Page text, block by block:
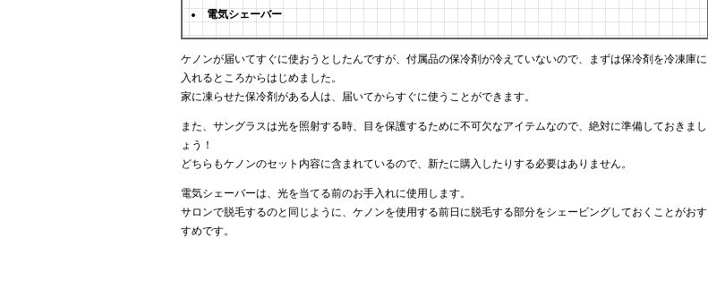
電気シェーバー
ケノンが届いてすぐに使おうとしたんですが、付属品の保冷剤が冷えていないので、まずは保冷剤を冷凍庫に
入れるところからはじめました。
家に凍らせた保冷剤がある人は、届いてからすぐに使うことができます。
また、サングラスは光を照射する時、目を保護するために不可欠なアイテムなので、絶対に準備しておきまし
ょう！
どちらもケノンのセット内容に含まれているので、新たに購入したりする必要はありません。
電気シェーバーは、光を当てる前のお手入れに使用します。
サロンで脱毛するのと同じように、ケノンを使用する前日に脱毛する部分をシェービングしておくことがおす
すめです。